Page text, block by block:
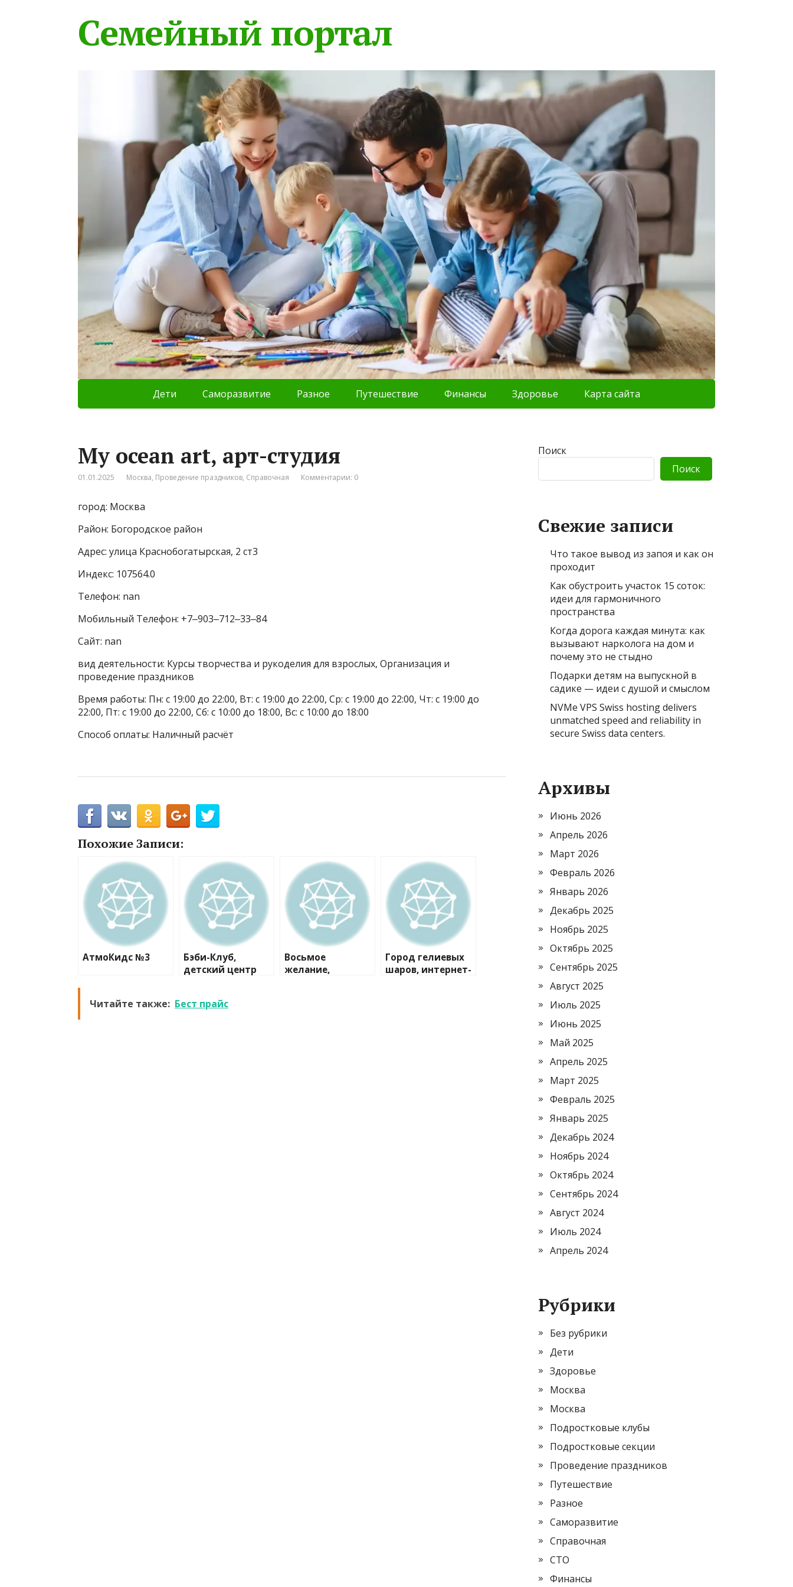
Семейный портал
Дети Саморазвитие Разное Путешествие Финансы Здоровье Карта сайта
My ocean art, арт-студия
01.01.2025 Москва, Проведение праздников, Справочная Комментарии: 0
город: Москва
Район: Богородское район
Адрес: улица Краснобогатырская, 2 ст3
Индекс: 107564.0
Телефон: nan
Мобильный Телефон: +7‒903‒712‒33‒84
Сайт: nan
вид деятельности: Курсы творчества и рукоделия для взрослых, Организация и
проведение праздников
Время работы: Пн: с 19:00 до 22:00, Вт: с 19:00 до 22:00, Ср: с 19:00 до 22:00, Чт: с 19:00 до
22:00, Пт: с 19:00 до 22:00, Сб: с 10:00 до 18:00, Вс: с 10:00 до 18:00
Способ оплаты: Наличный расчёт
Похожие Записи:
АтмоКидс №3
Бэби-Клуб,
детский центр
Восьмое
желание,
Город гелиевых
шаров, интернет-
Читайте также: Бест прайс
Поиск
Поиск
Свежие записи
Что такое вывод из запоя и как он
проходит
Как обустроить участок 15 соток:
идеи для гармоничного
пространства
Когда дорога каждая минута: как
вызывают нарколога на дом и
почему это не стыдно
Подарки детям на выпускной в
садике — идеи с душой и смыслом
NVMe VPS Swiss hosting delivers
unmatched speed and reliability in
secure Swiss data centers.
Архивы
Июнь 2026
Апрель 2026
Март 2026
Февраль 2026
Январь 2026
Декабрь 2025
Ноябрь 2025
Октябрь 2025
Сентябрь 2025
Август 2025
Июль 2025
Июнь 2025
Май 2025
Апрель 2025
Март 2025
Февраль 2025
Январь 2025
Декабрь 2024
Ноябрь 2024
Октябрь 2024
Сентябрь 2024
Август 2024
Июль 2024
Апрель 2024
Рубрики
Без рубрики
Дети
Здоровье
Москва
Москва
Подростковые клубы
Подростковые секции
Проведение праздников
Путешествие
Разное
Саморазвитие
Справочная
СТО
Финансы